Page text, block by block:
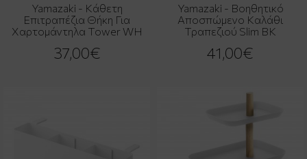
Yamazaki - Κάθετη
Επιτραπέζια Θήκη Για
Χαρτομάντηλα Tower WH
37,00€
Yamazaki - Βοηθητικό
Αποσπώμενο Καλάθι
Τραπεζιού Slim BK
41,00€